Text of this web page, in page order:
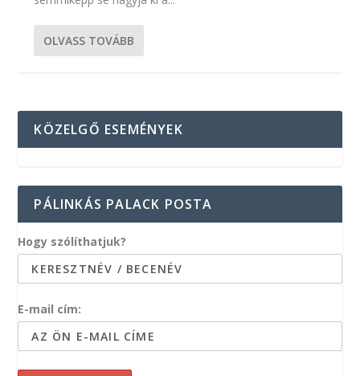
OLVASS TOVÁBB
KÖZELGŐ ESEMÉNYEK
PÁLINKÁS PALACK POSTA
Hogy szólíthatjuk?
E-mail cím: